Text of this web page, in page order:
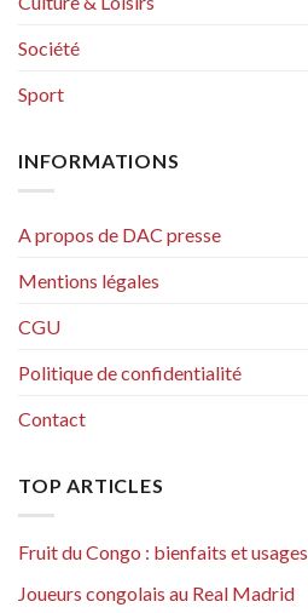
Société
Sport
INFORMATIONS
A propos de DAC presse
Mentions légales
CGU
Politique de confidentialité
Contact
TOP ARTICLES
Fruit du Congo : bienfaits et usages
Joueurs congolais au Real Madrid